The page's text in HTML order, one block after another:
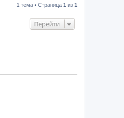
1 тема • Страница 1 из 1
Перейти